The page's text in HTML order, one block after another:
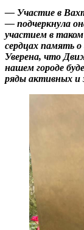
— Участие в
— подчеркнула
участием в
сердцах память
Уверена, что
нашем городе
ряды активных и